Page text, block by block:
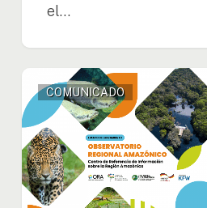
el…
OTCA
realiza
lanzamiento
del
Observatorio
Regional
Amazónico
(ORA)
COMUNICADO